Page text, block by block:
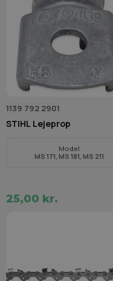
1139 792 2901
STIHL Lejeprop
Model
MS 171, MS 181, MS 211
25,00 kr.